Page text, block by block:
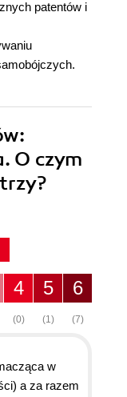
patentów i
O czym
6
(7)
5
(1)
4
(0)
w
a za razem